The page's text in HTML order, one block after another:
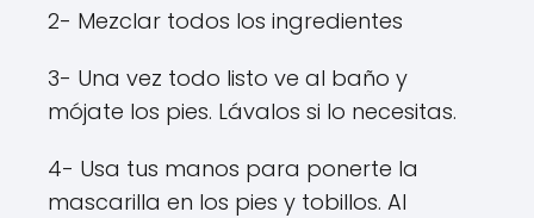
2- Mezclar todos los ingredientes
3- Una vez todo listo ve al baño y
mójate los pies. Lávalos si lo necesitas.
4- Usa tus manos para ponerte la
mascarilla en los pies y tobillos. Al